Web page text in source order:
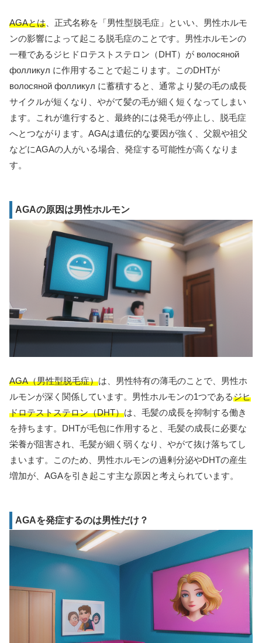
AGAとは 、正式名称を「男性型脱毛症」といい、男性ホルモ
ンの影響によって起こる脱毛症のことです。男性ホルモンの
一種であるジヒドロテストステロン（DHT）が волосяной
фолликул に作用することで起こります。このDHTが
волосяной фолликул に蓄積すると、通常より髪の毛の成長
サイクルが短くなり、やがて髪の毛が細く短くなってしまい
ます。これが進行すると、最終的には発毛が停止し、脱毛症
へとつながります。AGAは遺伝的な要因が強く、父親や祖父
などにAGAの人がいる場合、発症する可能性が高くなりま
す。
AGAの原因は男性ホルモン
AGA（男性型脱毛症）は、男性特有の薄毛のことで、男性ホ
ルモンが深く関係しています。男性ホルモンの1つであるジヒ
ドロテストステロン（DHT）は、毛髪の成長を抑制する働き
を持ちます。DHTが毛包に作用すると、毛髪の成長に必要な
栄養が阻害され、毛髪が細く弱くなり、やがて抜け落ちてし
まいます。このため、男性ホルモンの過剰分泌やDHTの産生
増加が、AGAを引き起こす主な原因と考えられています。
AGAを発症するのは男性だけ？